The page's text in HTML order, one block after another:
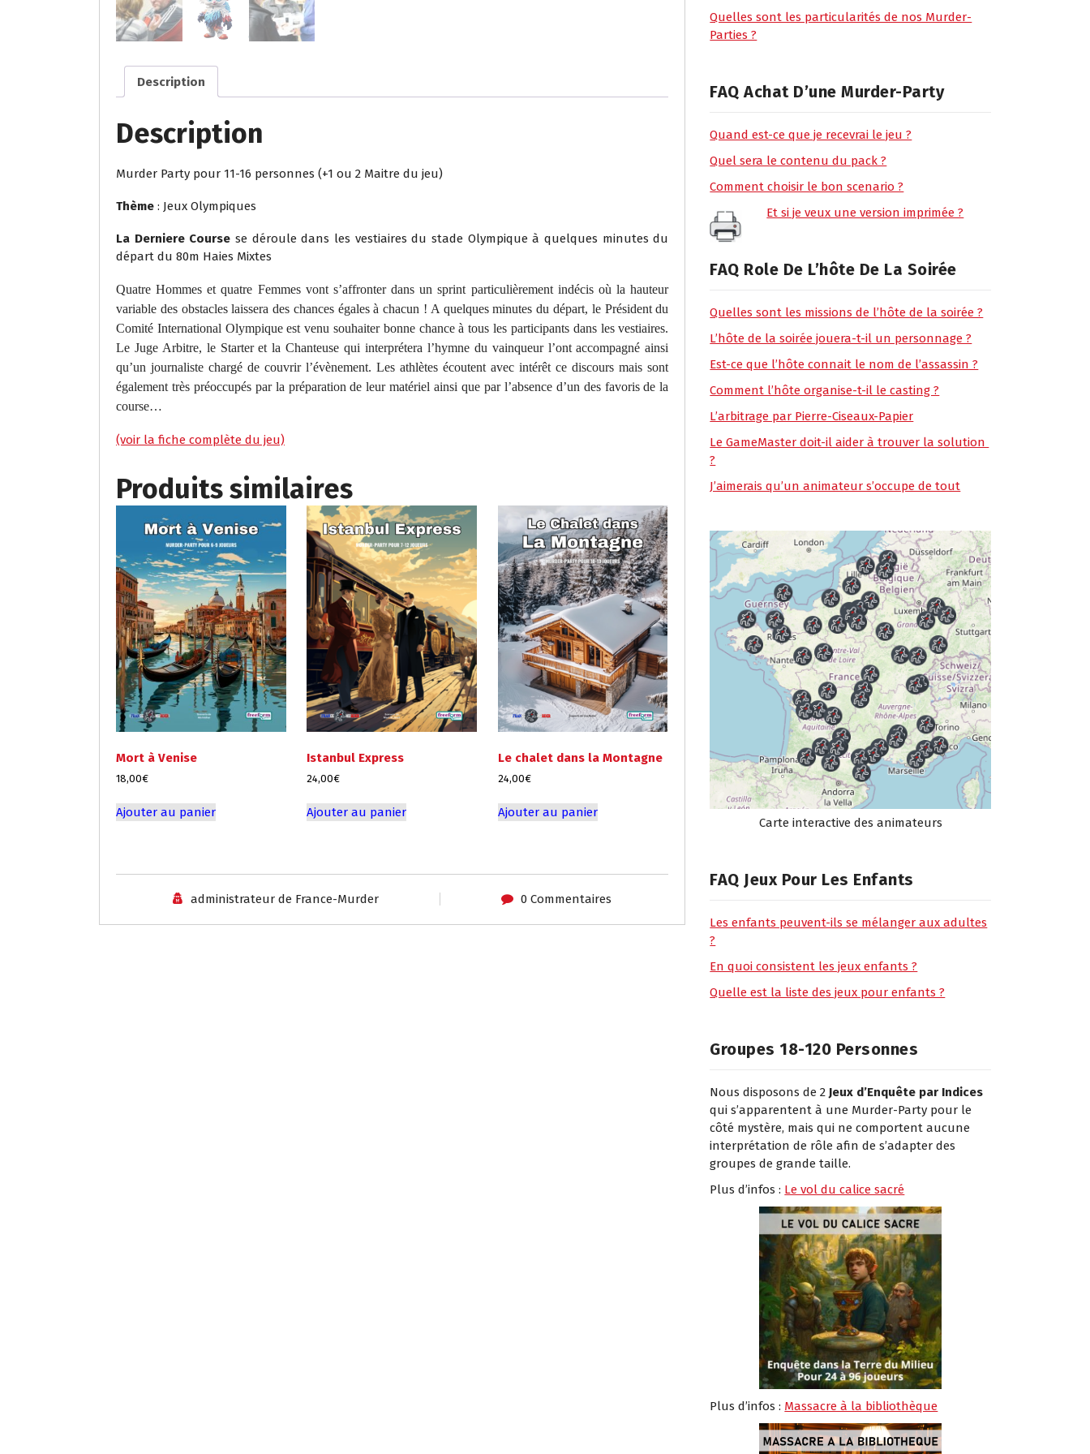
Description
Description
Murder Party pour 11-16 personnes (+1 ou 2 Maitre du jeu)
Thème : Jeux Olympiques
La Derniere Course se déroule dans les vestiaires du stade Olympique à quelques minutes du
départ du 80m Haies Mixtes
Quatre Hommes et quatre Femmes vont s’affronter dans un sprint particulièrement indécis où la hauteur
variable des obstacles laissera des chances égales à chacun ! A quelques minutes du départ, le Président du
Comité International Olympique est venu souhaiter bonne chance à tous les participants dans les vestiaires.
Le Juge Arbitre, le Starter et la Chanteuse qui interprétera l’hymne du vainqueur l’ont accompagné ainsi
qu’un journaliste chargé de couvrir l’évènement. Les athlètes écoutent avec intérêt ce discours mais sont
également très préoccupés par la préparation de leur matériel ainsi que par l’absence d’un des favoris de la
course…
(voir la fiche complète du jeu)
Produits similaires
Mort à Venise
18,00€
Ajouter au panier
Istanbul Express
24,00€
Ajouter au panier
Le chalet dans la Montagne
24,00€
Ajouter au panier
administrateur de France-Murder 0 Commentaires
Quelles sont les particularités de nos Murder-
Parties ?
FAQ Achat D’une Murder-Party
Quand est-ce que je recevrai le jeu ?
Quel sera le contenu du pack ?
Comment choisir le bon scenario ?
Et si je veux une version imprimée ?
FAQ Role De L’hôte De La Soirée
Quelles sont les missions de l’hôte de la soirée ?
L’hôte de la soirée jouera-t-il un personnage ?
Est-ce que l’hôte connait le nom de l’assassin ?
Comment l’hôte organise-t-il le casting ?
L’arbitrage par Pierre-Ciseaux-Papier
Le GameMaster doit-il aider à trouver la solution
?
J’aimerais qu’un animateur s’occupe de tout
Carte interactive des animateurs
FAQ Jeux Pour Les Enfants
Les enfants peuvent-ils se mélanger aux adultes
?
En quoi consistent les jeux enfants ?
Quelle est la liste des jeux pour enfants ?
Groupes 18-120 Personnes
Nous disposons de 2Jeux d’Enquête par Indices
qui s’apparentent à une Murder-Party pour le
côté mystère, mais qui ne comportent aucune
interprétation de rôle afin de s’adapter des
groupes de grande taille.
Plus d’infos : Le vol du calice sacré
Plus d’infos : Massacre à la bibliothèque